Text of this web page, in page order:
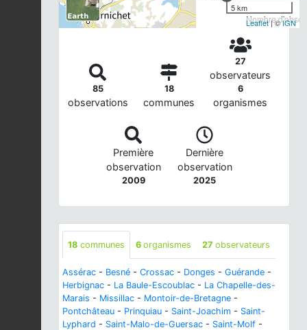
Nombre
5 km
Leaflet| ©IGN
85
observations
18
communes
27
observateurs
6
organismes
Première
observation
2009
Dernière
observation
2025
18 communes 6 organismes 27 observateurs
Assérac - Besné - Crossac - Donges - Guérande -
Herbignac - La Baule-Escoublac - La Chapelle-des-
Marais - Missillac - Montoir-de-Bretagne -
Pontchâteau - Prinquiau - Saint-Joachim - Saint-
Lyphard - Saint-Malo-de-Guersac - Saint-Molf -